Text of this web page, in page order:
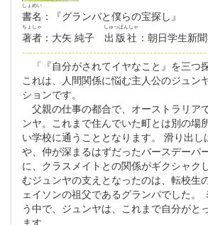
書名
しょめい
：『グランパと僕らの宝探し』
著者
ちょしゃ
：大矢 純子 出版社
しゅっぱんしゃ
：朝日学生新
「『自分がされてイヤなこと』を三つ
これは、人間関係に悩む主人公のジュン
ションです。
父親の仕事の都合で、オーストラリア
ンヤ。これまで住んでいた町とは別の場
い学校に通うこととなります。 滑り出しは順調、と思いき
や、仲が深まるはずだったバースデーパ
に、クラスメイトとの関係がギクシャク
むジュンヤの支えとなったのは、転校生
ェイソンの祖父であるグランパでした。 ミッションと向き合
う中で、ジュンヤは、これまで自分がと
ます。